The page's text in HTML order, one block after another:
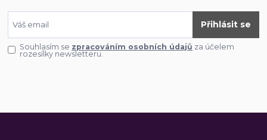
Přihlásit se
Souhlasím se zpracováním osobních údajů za účelem
rozesílky newsletteru.